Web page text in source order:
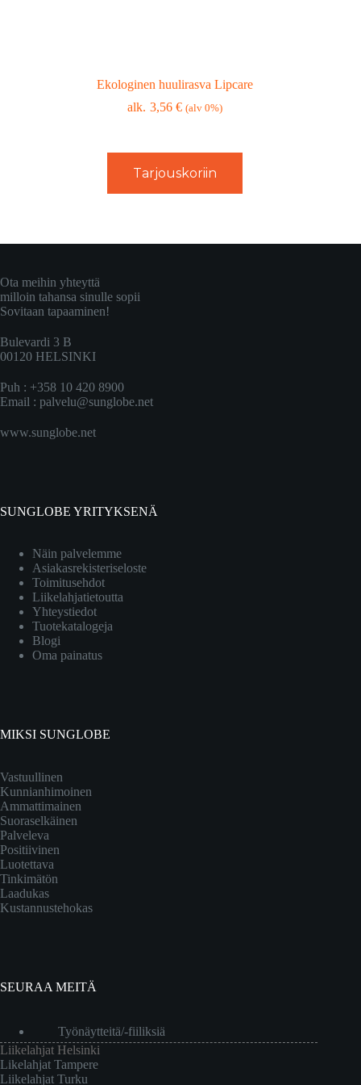
Ekologinen huulirasva Lipcare
3,56€ (alv 0%)
Tarjouskoriin
Ota meihin yhteyttä
milloin tahansa sinulle sopii
Sovitaan tapaaminen!
Bulevardi 3 B
00120 HELSINKI
Puh : +358 10 420 8900
Email : palvelu@sunglobe.net
www.sunglobe.net
SUNGLOBE YRITYKSENÄ
Näin palvelemme
Asiakasrekisteriseloste
Toimitusehdot
Liikelahjatietoutta
Yhteystiedot
Tuotekatalogeja
Blogi
Oma painatus
MIKSI SUNGLOBE
Vastuullinen
Kunnianhimoinen
Ammattimainen
Suoraselkäinen
Palveleva
Positiivinen
Luotettava
Tinkimätön
Laadukas
Kustannustehokas
SEURAA MEITÄ
Työnäytteitä/-fiiliksiä
Liikelahjat Helsinki
Likelahjat Tampere
Liikelahjat Turku